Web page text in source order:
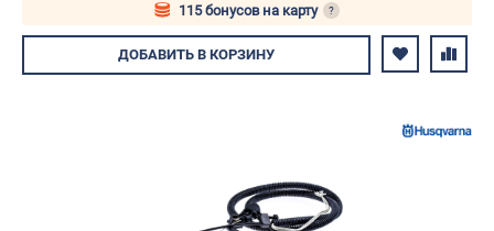
115 бонусов на карту ?
Авторизуйтесь
ДОБАВИТЬ В КОРЗИНУ